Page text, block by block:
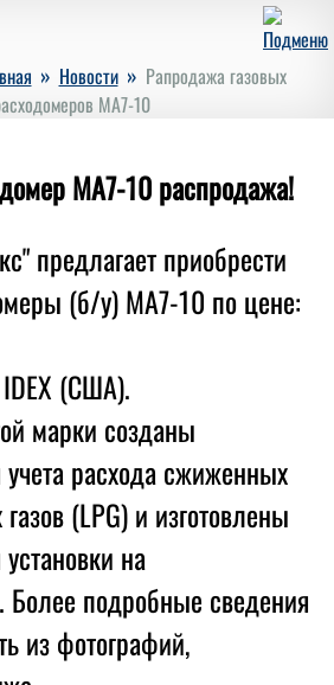
» Новости » Рапродажа газовых
МА7-10
MA7-10 распродажа!
предлагает приобрести
(б/у) MA7-10 по цене:
(США).
марки созданы
расхода сжиженных
(LPG) и изготовлены
на
Более подробные сведения
из фотографий,